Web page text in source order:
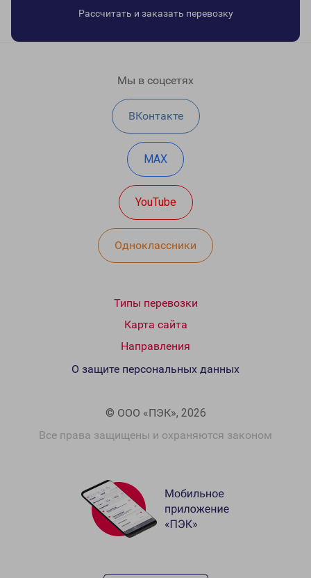
Рассчитать и заказать перевозку
Мы в соцсетях
ВКонтакте
MAX
YouTube
Одноклассники
Типы перевозки
Карта сайта
Направления
© ООО «ПЭК», 2026
Все права защищены и охраняются законом
О защите персональных данных